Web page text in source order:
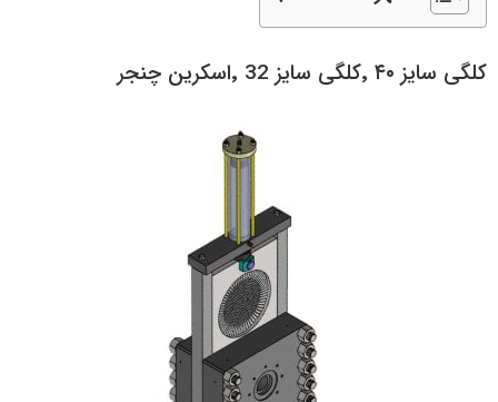
کلگی سایز ۴۰ ٬کلگی سایز 32 ٬اسکرین چنجر